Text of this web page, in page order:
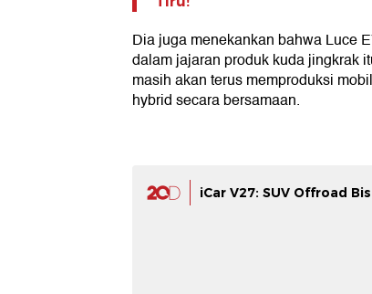
Dia juga menekankan bahwa Luce
dalam jajaran produk kuda jingkrak
masih akan terus memproduksi
hybrid secara bersamaan.
iCar V27: SUV Offroad